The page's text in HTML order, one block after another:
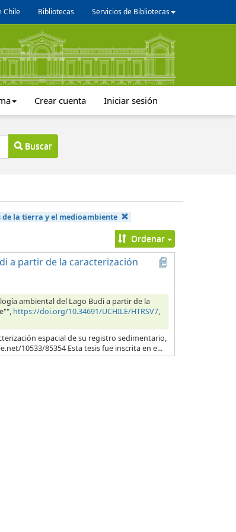
Chile Bibliotecas Servicios de Bibliotecas
Crear cuenta Iniciar sesión
Buscar
de la tierra y el medioambiente
Ordenar
a partir de la caracterización
ambiental del Lago Budi a partir de la
https://doi.org/10.34691/UCHILE/HTRSV7,
espacial de su registro sedimentario,
10533/85354 Esta tesis fue inscrita en e...